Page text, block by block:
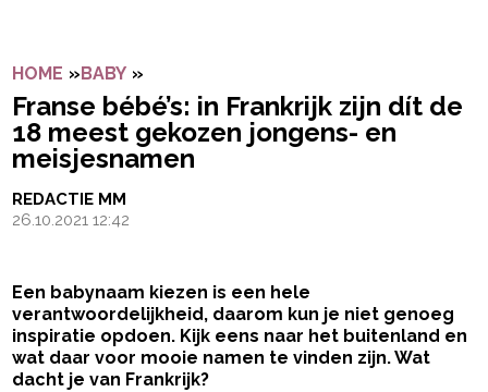
HOME »BABY »
Franse bébé’s: in Frankrijk zijn dít de
18 meest gekozen jongens- en
meisjesnamen
REDACTIE MM
26.10.2021 12:42
Een babynaam kiezen is een hele
verantwoordelijkheid, daarom kun je niet genoeg
inspiratie opdoen. Kijk eens naar het buitenland en
wat daar voor mooie namen te vinden zijn. Wat
dacht je van Frankrijk?